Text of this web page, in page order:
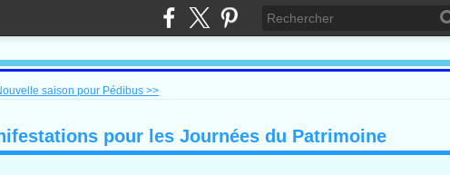
saison pour Pédibus >>
pour les Journées du Patrimoine